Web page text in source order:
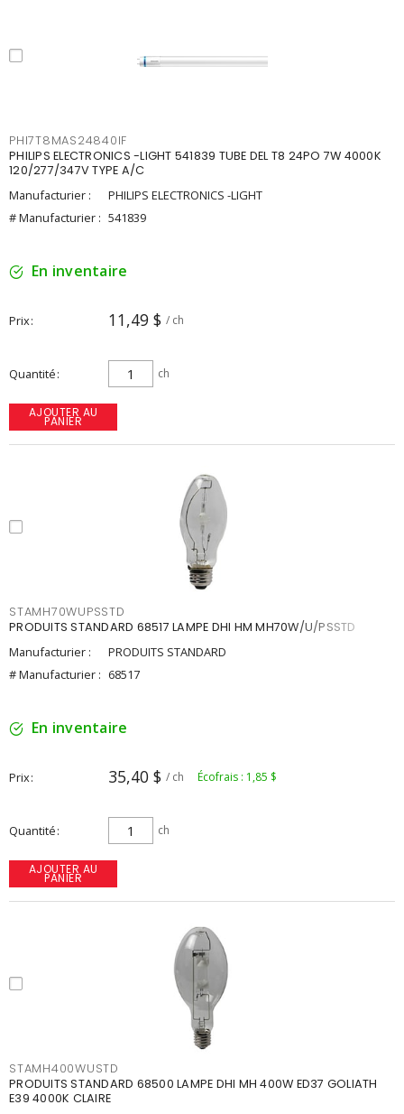
PHI7T8MAS24840IF
PHILIPS ELECTRONICS -LIGHT 541839 TUBE DEL T8 24PO 7W 4000K
120/277/347V TYPE A/C
Manufacturier :
PHILIPS ELECTRONICS -LIGHT
# Manufacturier : 541839
En inventaire
Prix 11,49 $ / ch
Quantité ch
AJOUTER AU
PANIER
STAMH70WUPSSTD
PRODUITS STANDARD 68517 LAMPE DHI HM MH70W/U/PSSTD
Manufacturier :
PRODUITS STANDARD
# Manufacturier : 68517
En inventaire
Prix 35,40 $ / ch Écofrais : 1,85 $
Quantité ch
AJOUTER AU
PANIER
STAMH400WUSTD
PRODUITS STANDARD 68500 LAMPE DHI MH 400W ED37 GOLIATH
E39 4000K CLAIRE